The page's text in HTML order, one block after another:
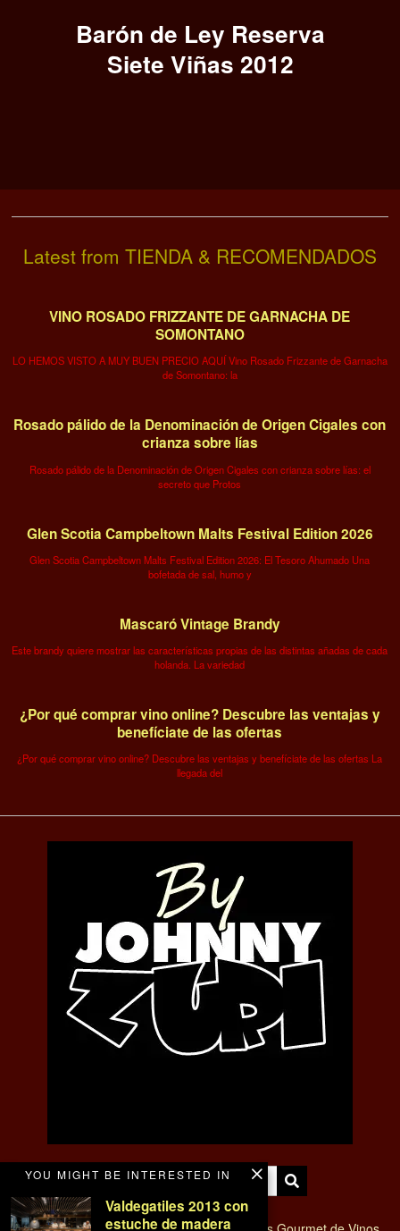
YOU MIGHT BE INTERESTED IN
Valdegatiles 2013 con
estuche de madera
Barón de Ley Reserva
Siete Viñas 2012
Latest from TIENDA & RECOMENDADOS
VINO ROSADO FRIZZANTE DE GARNACHA DE
SOMONTANO
LO HEMOS VISTO A MUY BUEN PRECIO AQUÍ Vino Rosado Frizzante de Garnacha
de Somontano: la
Rosado pálido de la Denominación de Origen Cigales con
crianza sobre lías
Rosado pálido de la Denominación de Origen Cigales con crianza sobre lías: el
secreto que Protos
Glen Scotia Campbeltown Malts Festival Edition 2026
Glen Scotia Campbeltown Malts Festival Edition 2026: El Tesoro Ahumado Una
bofetada de sal, humo y
Mascaró Vintage Brandy
Este brandy quiere mostrar las características propias de las distintas añadas de cada
holanda. La variedad
¿Por qué comprar vino online? Descubre las ventajas y
benefíciate de las ofertas
¿Por qué comprar vino online? Descubre las ventajas y benefíciate de las ofertas La
llegada del